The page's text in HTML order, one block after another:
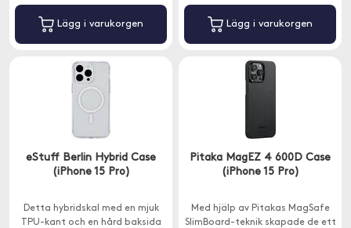
Lägg i varukorgen Lägg i varukorgen
eStuff Berlin Hybrid Case
(iPhone 15 Pro)
Detta hybridskal med en mjuk
TPU-kant och en hård baksida
Pitaka MagEZ 4 600D Case
(iPhone 15 Pro)
Med hjälp av Pitakas MagSafe
SlimBoard-teknik skapade de ett